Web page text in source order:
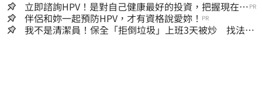
地「傷心不已」
立即諮詢HPV！是對自己健康最好的投資，把握現在不
嫌晚！
PR
伴侶和妳一起預防HPV，才有資格說愛妳！ PR
我不是清潔員！保全「拒倒垃圾」上班3天被炒 找法院